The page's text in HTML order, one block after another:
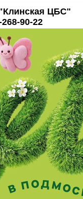
ЦБС"
90-22